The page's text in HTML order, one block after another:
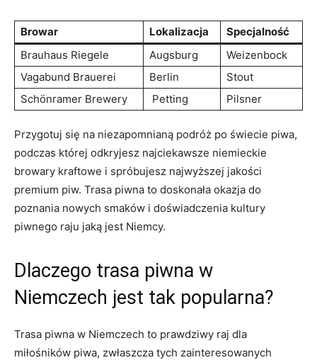
Browar Lokalizacja
Specjalność
Brauhaus Riegele
Augsburg
Weizenbock
⁢Vagabund Brauerei
Berlin
Stout
Schönramer Brewery
⁣ Petting Pilsner
Przygotuj się na niezapomnianą podróż po świecie piwa,
podczas której odkryjesz najciekawsze niemieckie
browary kraftowe ‍i spróbujesz najwyższej jakości
premium piw. Trasa piwna to doskonała okazja do
poznania nowych smaków⁣ i doświadczenia ⁤kultury
piwnego ‍raju jaką⁢ jest Niemcy.
Dlaczego⁤ trasa piwna w
Niemczech jest tak popularna?
Trasa piwna w‌ Niemczech to prawdziwy raj ⁢dla
miłośników piwa,‌ zwłaszcza ⁣tych zainteresowanych